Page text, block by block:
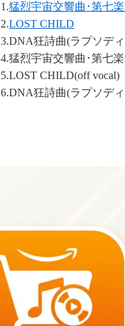
1.猛烈宇宙交響曲･第七
2.LOST CHILD
3.DNA狂詩曲(ラプソデ
4.猛烈宇宙交響曲･第七
5.LOST CHILD(off vocal)
6.DNA狂詩曲(ラプソデ